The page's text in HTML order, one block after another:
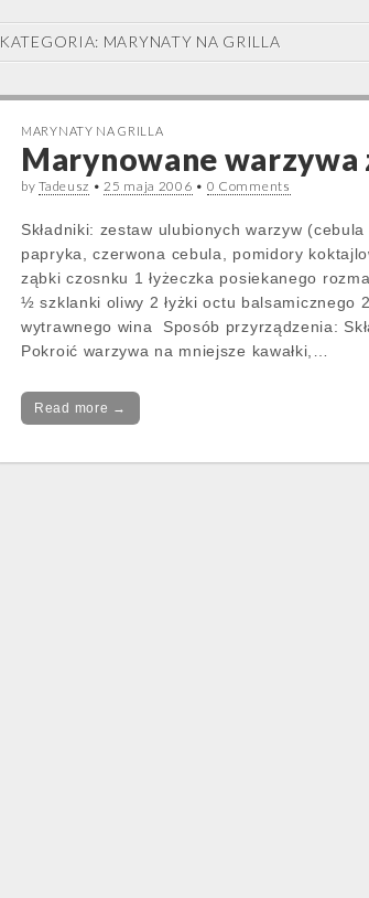
KATEGORIA: MARYNATY NA GRILLA
MARYNATY NA GRILLA
Marynowane warzywa
byTadeusz •25 maja 2006 • 0 Comments
Składniki: zestaw ulubionych warzyw
papryka, czerwona cebula, pomidory
ząbki czosnku 1 łyżeczka posiekanego
½ szklanki oliwy 2 łyżki octu balsamicznego
wytrawnego wina Sposób przyrządzenia:
Pokroić warzywa na mniejsze kawałki,…
Read more →